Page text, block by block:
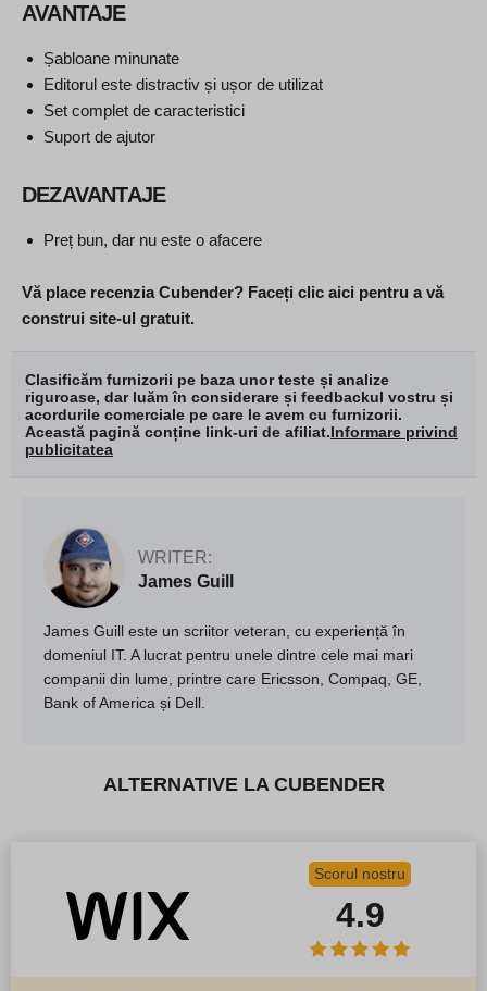
AVANTAJE
Șabloane minunate
Editorul este distractiv și ușor de utilizat
Set complet de caracteristici
Suport de ajutor
DEZAVANTAJE
Preț bun, dar nu este o afacere
Vă place recenzia Cubender? Faceți clic aici pentru a vă
construi site-ul gratuit.
Clasificăm furnizorii pe baza unor teste și analize
riguroase, dar luăm în considerare și feedbackul vostru și
acordurile comerciale pe care le avem cu furnizorii.
Această pagină conține link-uri de afiliat.Informare privind
publicitatea
WRITER:
James Guill
James Guill este un scriitor veteran, cu experiență în
domeniul IT. A lucrat pentru unele dintre cele mai mari
companii din lume, printre care Ericsson, Compaq, GE,
Bank of America și Dell.
ALTERNATIVE LA CUBENDER
Scorul nostru
4.9